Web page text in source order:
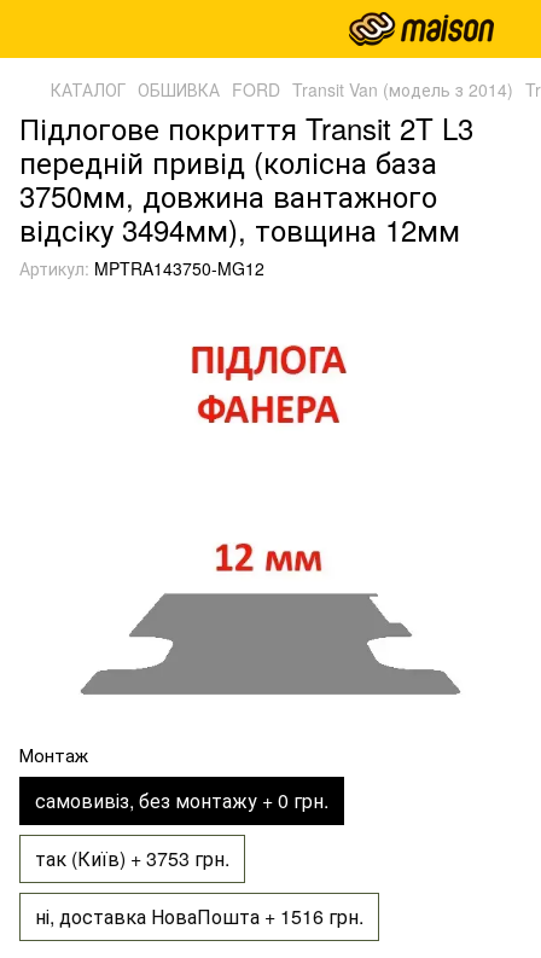
КАТАЛОГ ОБШИВКА FORD Transit Van (модель з 2014)
Підлогове покриття Transit 2T L3
передній привід (колісна база
3750мм, довжина вантажного
відсіку 3494мм), товщина 12мм
Артикул: MPTRA143750-MG12
Монтаж
самовивіз, без монтажу + 0 грн.
так (Київ) + 3753 грн.
ні, доставка НоваПошта + 1516 грн.